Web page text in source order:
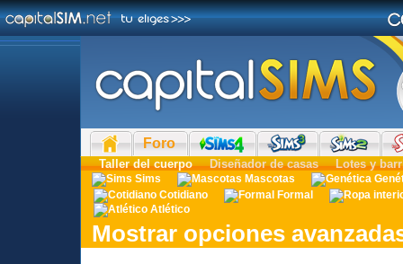
Foro
Taller del cuerpo Diseñador de casas Lotes y
Sims Mascotas
Cotidiano
Formal
Atlético
Mostrar opciones